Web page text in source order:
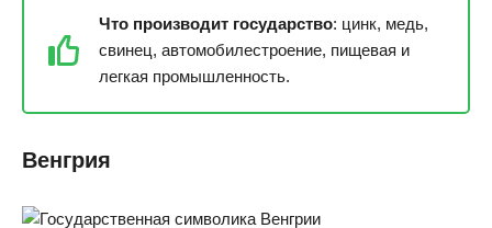
Что производит государство: цинк, медь,
свинец, автомобилестроение, пищевая и
легкая промышленность.
Венгрия